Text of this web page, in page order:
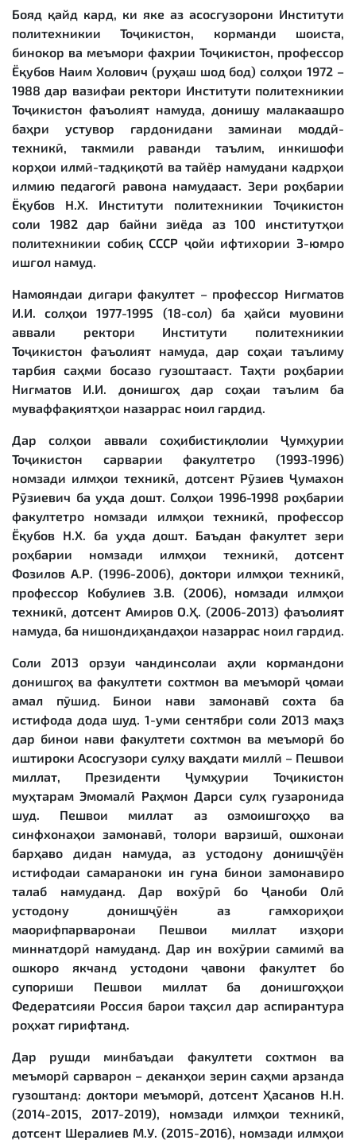
Бояд қайд кард, ки яке аз асосгузорони Институти
политехникии Тоҷикистон, корманди шоиста,
бинокор ва меъмори фахрии Тоҷикистон, профессор
Ёқубов Наим Холович (руҳаш шод бод) солҳои 1972 –
1988 дар вазифаи ректори Институти политехникии
Тоҷикистон фаъолият намуда, донишу малакаашро
баҳри устувор гардонидани заминаи моддӣ-
техникӣ, такмили раванди таълим, инкишофи
корҳои илмӣ-тадқиқотӣ ва тайёр намудани кадрҳои
илмию педагогӣ равона намудааст. Зери роҳбарии
Ёқубов Н.Х. Институти политехникии Тоҷикистон
соли 1982 дар байни зиёда аз 100 институтҳои
политехникии собиқ СССР ҷойи ифтихории 3-юмро
ишғол намуд.
Намояндаи дигари факултет – профессор Нигматов
И.И. солҳои 1977-1995 (18-сол) ба ҳайси муовини
аввали ректори Институти политехникии
Тоҷикистон фаъолият намуда, дар соҳаи таълиму
тарбия саҳми босазо гузоштааст. Таҳти роҳбарии
Нигматов И.И. донишгоҳ дар соҳаи таълим ба
муваффақиятҳои назаррас ноил гардид.
Дар солҳои аввали соҳибистиқлолии Ҷумҳурии
Тоҷикистон сарварии факултетро (1993-1996)
номзади илмҳои техникӣ, дотсент Рӯзиев Ҷумахон
Рӯзиевич ба уҳда дошт. Солҳои 1996-1998 роҳбарии
факултетро номзади илмҳои техникӣ, профессор
Ёқубов Н.Х. ба уҳда дошт. Баъдан факултет зери
роҳбарии номзади илмҳои техникӣ, дотсент
Фозилов А.Р. (1996-2006), доктори илмҳои техникӣ,
профессор Кобулиев З.В. (2006), номзади илмҳои
техникӣ, дотсент Амиров О.Ҳ. (2006-2013) фаъолият
намуда, ба нишондиҳандаҳои назаррас ноил гардид.
Соли 2013 орзуи чандинсолаи аҳли кормандони
донишгоҳ ва факултети сохтмон ва меъморӣ ҷомаи
амал пӯшид. Бинои нави замонавӣ сохта ба
истифода дода шуд. 1-уми сентябри соли 2013 маҳз
дар бинои нави факултети сохтмон ва меъморӣ бо
иштироки Асосгузори сулҳу ваҳдати миллӣ – Пешвои
миллат, Президенти Ҷумҳурии Тоҷикистон
муҳтарам Эмомалӣ Раҳмон Дарси сулҳ гузаронида
шуд. Пешвои миллат аз озмоишгоҳҳо ва
синфхонаҳои замонавӣ, толори варзишӣ, ошхонаи
барҳаво дидан намуда, аз устодону донишҷӯён
истифодаи самараноки ин гуна бинои замонавиро
талаб намуданд. Дар вохӯрӣ бо Ҷаноби Олӣ
устодону донишҷӯён аз ғамхориҳои
маорифпарваронаи Пешвои миллат изҳори
миннатдорӣ намуданд. Дар ин вохӯрии самимӣ ва
ошкоро якчанд устодони ҷавони факултет бо
супориши Пешвои миллат ба донишгоҳҳои
Федератсияи Россия барои таҳсил дар аспирантура
роҳхат гирифтанд.
Дар рушди минбаъдаи факултети сохтмон ва
меъморӣ сарварон – деканҳои зерин саҳми арзанда
гузоштанд: доктори меъморӣ, дотсент Ҳасанов Н.Н.
(2014-2015, 2017-2019), номзади илмҳои техникӣ,
дотсент Шералиев М.У. (2015-2016), номзади илмҳои